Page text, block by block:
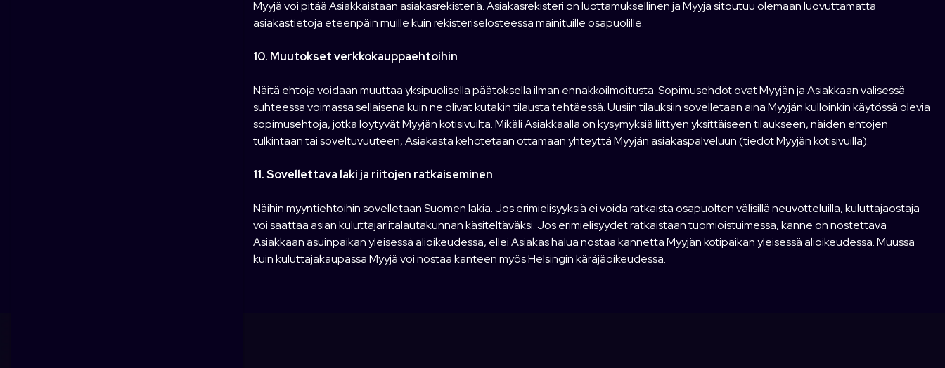
Myyjä voi pitää Asiakkaistaan asiakasrekisteriä. Asiakasrekisteri on luottamuksellinen ja Myyjä sitoutuu olemaan luovuttamatta
asiakastietoja eteenpäin muille kuin rekisteriselosteessa mainituille osapuolille.
10. Muutokset verkkokauppaehtoihin
Näitä ehtoja voidaan muuttaa yksipuolisella päätöksellä ilman ennakkoilmoitusta. Sopimusehdot ovat Myyjän ja Asiakkaan välisessä
suhteessa voimassa sellaisena kuin ne olivat kutakin tilausta tehtäessä. Uusiin tilauksiin sovelletaan aina Myyjän kulloinkin käytössä olevia
sopimusehtoja, jotka löytyvät Myyjän kotisivuilta. Mikäli Asiakkaalla on kysymyksiä liittyen yksittäiseen tilaukseen, näiden ehtojen
tulkintaan tai soveltuvuuteen, Asiakasta kehotetaan ottamaan yhteyttä Myyjän asiakaspalveluun (tiedot Myyjän kotisivuilla).
11. Sovellettava laki ja riitojen ratkaiseminen
Näihin myyntiehtoihin sovelletaan Suomen lakia. Jos erimielisyyksiä ei voida ratkaista osapuolten välisillä neuvotteluilla, kuluttajaostaja
voi saattaa asian kuluttajariitalautakunnan käsiteltäväksi. Jos erimielisyydet ratkaistaan tuomioistuimessa, kanne on nostettava
Asiakkaan asuinpaikan yleisessä alioikeudessa, ellei Asiakas halua nostaa kannetta Myyjän kotipaikan yleisessä alioikeudessa. Muussa
kuin kuluttajakaupassa Myyjä voi nostaa kanteen myös Helsingin käräjäoikeudessa.